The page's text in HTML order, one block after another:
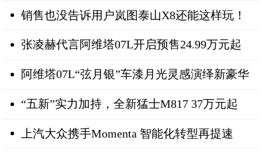
销售也没告诉用户岚图泰山X8还能这样玩！
张凌赫代言阿维塔07L开启预售24.99万元起
阿维塔07L“弦月银”车漆月光灵感演绎新豪华
“五新”实力加持，全新猛士M817 37万元起
上汽大众携手Momenta 智能化转型再提速